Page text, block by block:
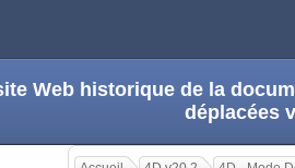
Web historique de la
déplacées